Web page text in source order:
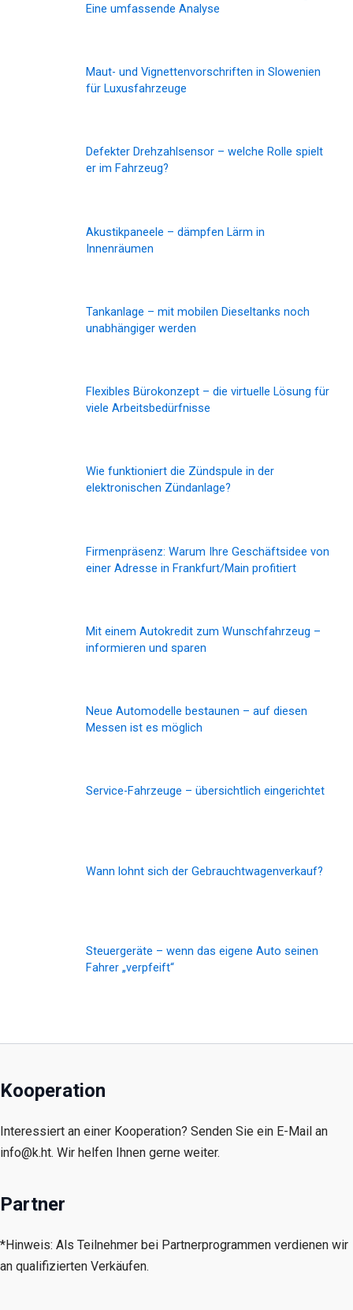
Eine umfassende Analyse
Maut- und Vignettenvorschriften in Slowenien
für Luxusfahrzeuge
Defekter Drehzahlsensor – welche Rolle spielt
er im Fahrzeug?
Akustikpaneele – dämpfen Lärm in
Innenräumen
Tankanlage – mit mobilen Dieseltanks noch
unabhängiger werden
Flexibles Bürokonzept – die virtuelle Lösung für
viele Arbeitsbedürfnisse
Wie funktioniert die Zündspule in der
elektronischen Zündanlage?
Firmenpräsenz: Warum Ihre Geschäftsidee von
einer Adresse in Frankfurt/Main profitiert
Mit einem Autokredit zum Wunschfahrzeug –
informieren und sparen
Neue Automodelle bestaunen – auf diesen
Messen ist es möglich
Service-Fahrzeuge – übersichtlich eingerichtet
Wann lohnt sich der Gebrauchtwagenverkauf?
Steuergeräte – wenn das eigene Auto seinen
Fahrer „verpfeift“
Kooperation
Interessiert an einer Kooperation? Senden Sie ein E-Mail an
info@k.ht. Wir helfen Ihnen gerne weiter.
Partner
*Hinweis: Als Teilnehmer bei Partnerprogrammen verdienen wir
an qualifizierten Verkäufen.